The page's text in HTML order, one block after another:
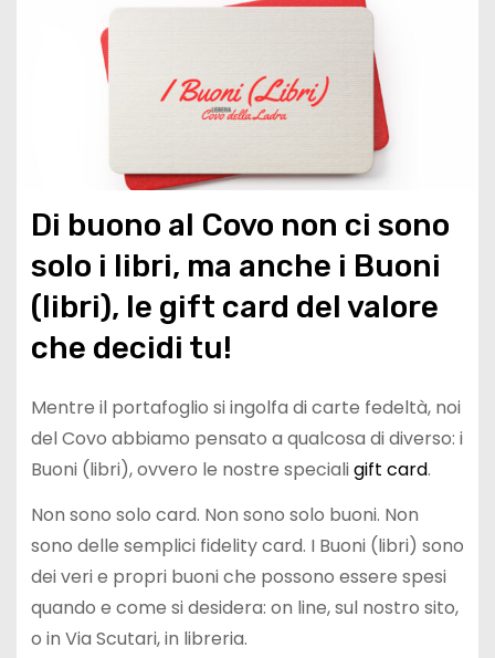
Di buono al Covo non ci sono
solo i libri, ma anche i Buoni
(libri), le gift card del valore
che decidi tu!
Mentre il portafoglio si ingolfa di carte fedeltà, noi
del Covo abbiamo pensato a qualcosa di diverso: i
Buoni (libri), ovvero le nostre specialigift card.
Non sono solo card. Non sono solo buoni. Non
sono delle semplici fidelity card. I Buoni (libri) sono
dei veri e propri buoni che possono essere spesi
quando e come si desidera: on line, sul nostro sito,
o in Via Scutari, in libreria.